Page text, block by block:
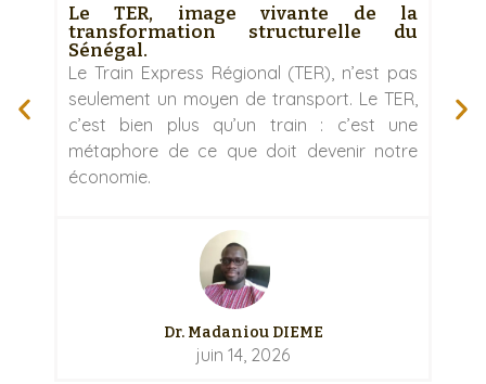
Le TER, image vivante de la
transformation structurelle du
Sénégal.
Le Train Express Régional (TER), n’est pas
seulement un moyen de transport. Le TER,
c’est bien plus qu’un train : c’est une
métaphore de ce que doit devenir notre
économie.
Dr. Madaniou DIEME
juin 14, 2026